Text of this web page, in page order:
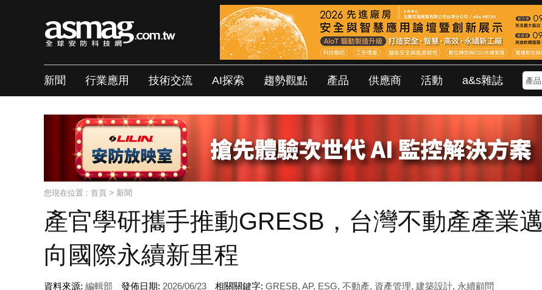
新聞 行業應用 技術交流 AI探索 趨勢觀點 產品 供應商 活動 a&s雜誌
您現在位置 : 首頁 > 新聞
產官學研攜手推動GRESB，台灣不動產產業邁
向國際永續新里程
資料來源: 編輯部 發佈日期: 2026/06/23 相關關鍵字: GRESB, AP, ESG, 不動產, 資產管理, 建築設計, 永續顧問